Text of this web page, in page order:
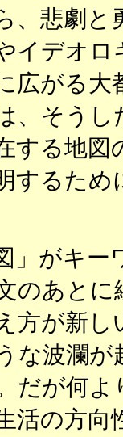
、悲劇と
イデオ
広がる
、そう
する地図
するた
」がキー
のあと
方が新
な波瀾
だが何
活の方向